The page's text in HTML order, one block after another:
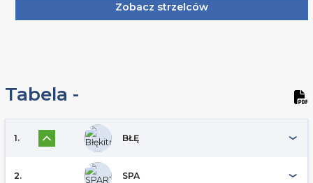
Zobacz strzelców
Tabela -
1. BŁĘ
2. SPA